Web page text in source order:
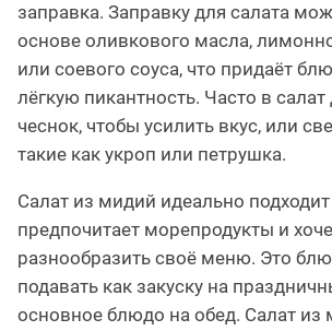
заправка. Заправку для салата
основе оливкового масла,
или соевого соуса, что придаёт
лёгкую пикантность. Часто в
чеснок, чтобы усилить вкус, или
такие как укроп или петрушка.
Салат из мидий идеально подходит
предпочитает морепродукты и
разнообразить своё меню. Это
подавать как закуску на
основное блюдо на обед. Салат из